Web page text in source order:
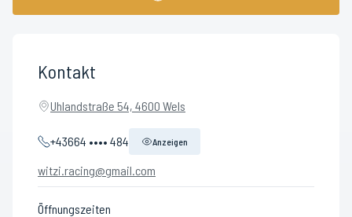
Kontakt
Uhlandstraße 54, 4600 Wels
+43664 •••• 484 Anzeigen
witzi.racing@gmail.com
Öffnungszeiten